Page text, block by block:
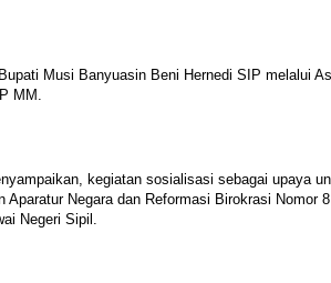
Musi Banyuasin Beni Hernedi SIP melalui
MM.
kegiatan sosialisasi sebagai upaya
Aparatur Negara dan Reformasi Birokrasi Nomor
Negeri Sipil.